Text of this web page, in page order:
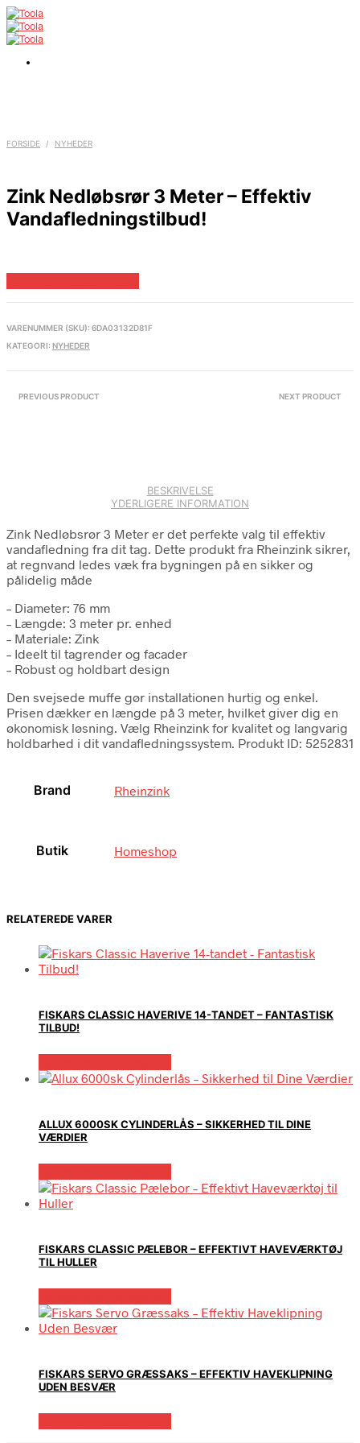
FORSIDE / NYHEDER
Zink Nedløbsrør 3 Meter – Effektiv
Vandafledningstilbud!
VARENUMMER (SKU): 6DA03132D81F
KATEGORI: NYHEDER
PREVIOUS PRODUCT NEXT PRODUCT
BESKRIVELSE
YDERLIGERE INFORMATION
Zink Nedløbsrør 3 Meter er det perfekte valg til effektiv
vandafledning fra dit tag. Dette produkt fra Rheinzink sikrer,
at regnvand ledes væk fra bygningen på en sikker og
pålidelig måde
– Diameter: 76 mm
– Længde: 3 meter pr. enhed
– Materiale: Zink
– Ideelt til tagrender og facader
– Robust og holdbart design
Den svejsede muffe gør installationen hurtig og enkel.
Prisen dækker en længde på 3 meter, hvilket giver dig en
økonomisk løsning. Vælg Rheinzink for kvalitet og langvarig
holdbarhed i dit vandafledningssystem. Produkt ID: 5252831
Brand Rheinzink
Butik Homeshop
RELATEREDE VARER
FISKARS CLASSIC HAVERIVE 14-TANDET – FANTASTISK
TILBUD!
ALLUX 6000SK CYLINDERLÅS – SIKKERHED TIL DINE
VÆRDIER
FISKARS CLASSIC PÆLEBOR – EFFEKTIVT HAVEVÆRKTØJ
TIL HULLER
FISKARS SERVO GRÆSSAKS – EFFEKTIV HAVEKLIPNING
UDEN BESVÆR